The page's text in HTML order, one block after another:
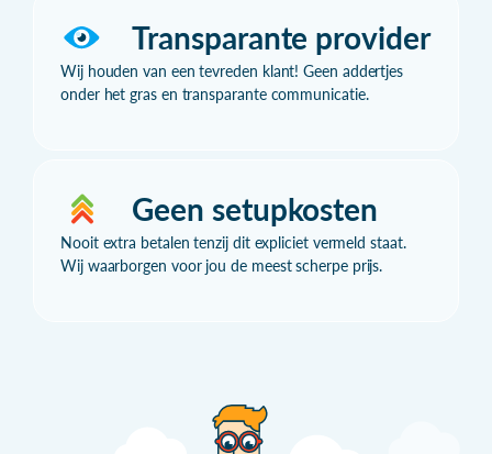
Transparante provider
Wij houden van een tevreden klant! Geen addertjes
onder het gras en transparante communicatie.
Geen setupkosten
Nooit extra betalen tenzij dit expliciet vermeld staat.
Wij waarborgen voor jou de meest scherpe prijs.